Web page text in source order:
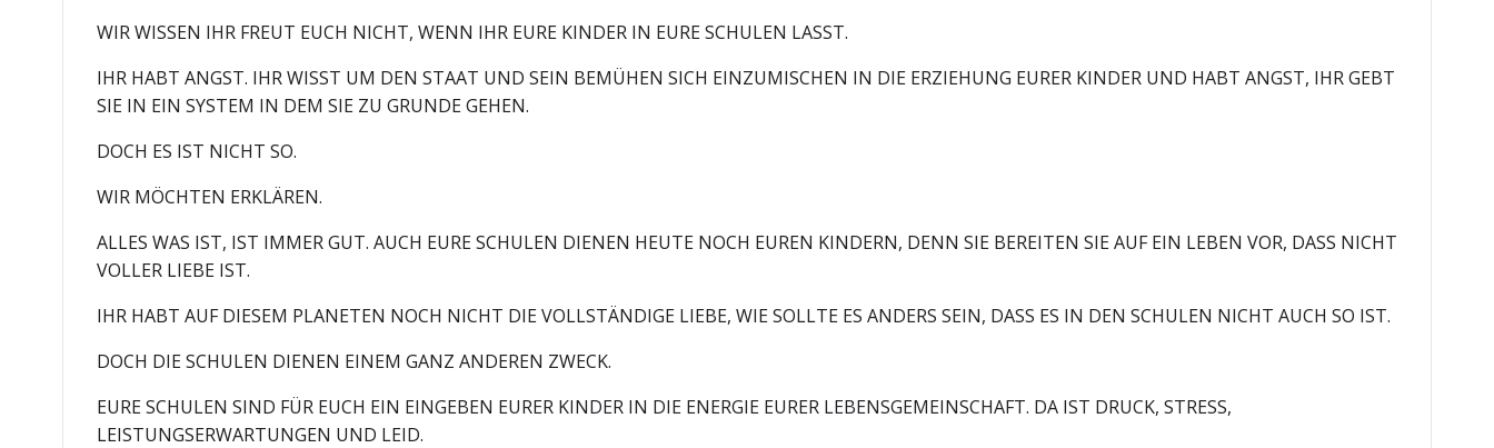
WIR WISSEN IHR FREUT EUCH NICHT, WENN IHR EURE KINDER IN EURE SCHULEN LASST.
IHR HABT ANGST. IHR WISST UM DEN STAAT UND SEIN BEMÜHEN SICH EINZUMISCHEN IN DIE ERZIEHUNG EURER KINDER UND HABT ANGST, IHR GEBT
SIE IN EIN SYSTEM IN DEM SIE ZU GRUNDE GEHEN.
DOCH ES IST NICHT SO.
WIR MÖCHTEN ERKLÄREN.
ALLES WAS IST, IST IMMER GUT. AUCH EURE SCHULEN DIENEN HEUTE NOCH EUREN KINDERN, DENN SIE BEREITEN SIE AUF EIN LEBEN VOR, DASS NICHT
VOLLER LIEBE IST.
IHR HABT AUF DIESEM PLANETEN NOCH NICHT DIE VOLLSTÄNDIGE LIEBE, WIE SOLLTE ES ANDERS SEIN, DASS ES IN DEN SCHULEN NICHT AUCH SO IST.
DOCH DIE SCHULEN DIENEN EINEM GANZ ANDEREN ZWECK.
EURE SCHULEN SIND FÜR EUCH EIN EINGEBEN EURER KINDER IN DIE ENERGIE EURER LEBENSGEMEINSCHAFT. DA IST DRUCK, STRESS,
LEISTUNGSERWARTUNGEN UND LEID.